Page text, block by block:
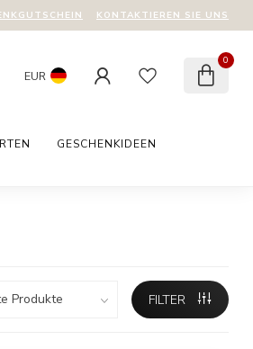
KONTAKTIEREN SIE UNS
EUR
0
GESCHENKIDEEN
FILTER